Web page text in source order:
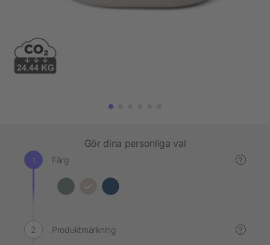
Gör dina personliga val
Färg ?
Produktmärkning ?